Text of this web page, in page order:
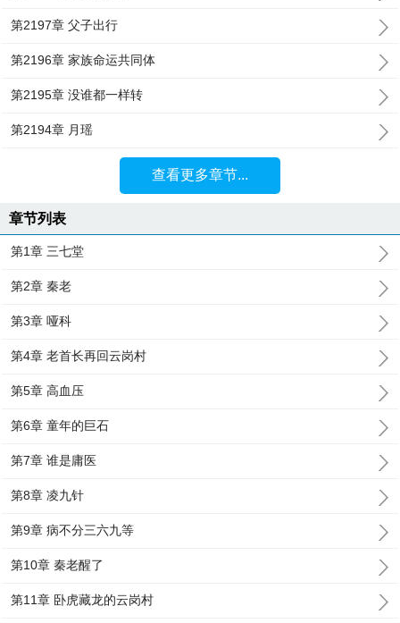
第2197章 父子出行
第2196章 家族命运共同体
第2195章 没谁都一样转
第2194章 月瑶
查看更多章节...
章节列表
第1章 三七堂
第2章 秦老
第3章 哑科
第4章 老首长再回云岗村
第5章 高血压
第6章 童年的巨石
第7章 谁是庸医
第8章 凌九针
第9章 病不分三六九等
第10章 秦老醒了
第11章 卧虎藏龙的云岗村